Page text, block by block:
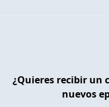
¿Quieres recibir un
nuevos